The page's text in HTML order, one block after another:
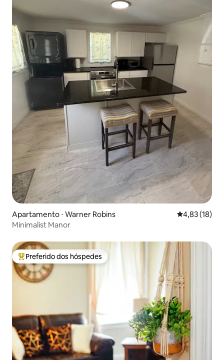
Apartamento ⋅ Warner Robins 4,83 de uma
4,83 (18)
Minimalist Manor
Entre os melhores preferidos dos hóspedes
Preferido dos hóspedes